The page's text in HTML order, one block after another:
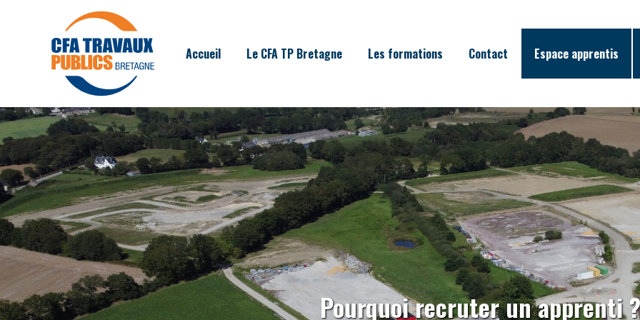
Accueil Le CFA TP Bretagne Les formations Contact Espace apprentis
Pourquoi recruter un apprenti ?